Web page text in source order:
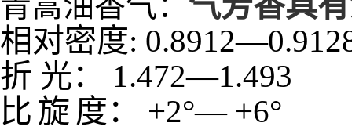
相对密度: 0.8912—
折 光： 1.472—1.493
比 旋 度： +2°—+6°